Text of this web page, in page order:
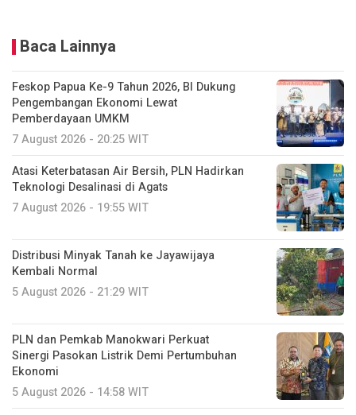
Baca Lainnya
Feskop Papua Ke-9 Tahun 2026, BI Dukung
Pengembangan Ekonomi Lewat
Pemberdayaan UMKM
7 August 2026 - 20:25 WIT
Atasi Keterbatasan Air Bersih, PLN Hadirkan
Teknologi Desalinasi di Agats
7 August 2026 - 19:55 WIT
Distribusi Minyak Tanah ke Jayawijaya
Kembali Normal
5 August 2026 - 21:29 WIT
PLN dan Pemkab Manokwari Perkuat
Sinergi Pasokan Listrik Demi Pertumbuhan
Ekonomi
5 August 2026 - 14:58 WIT